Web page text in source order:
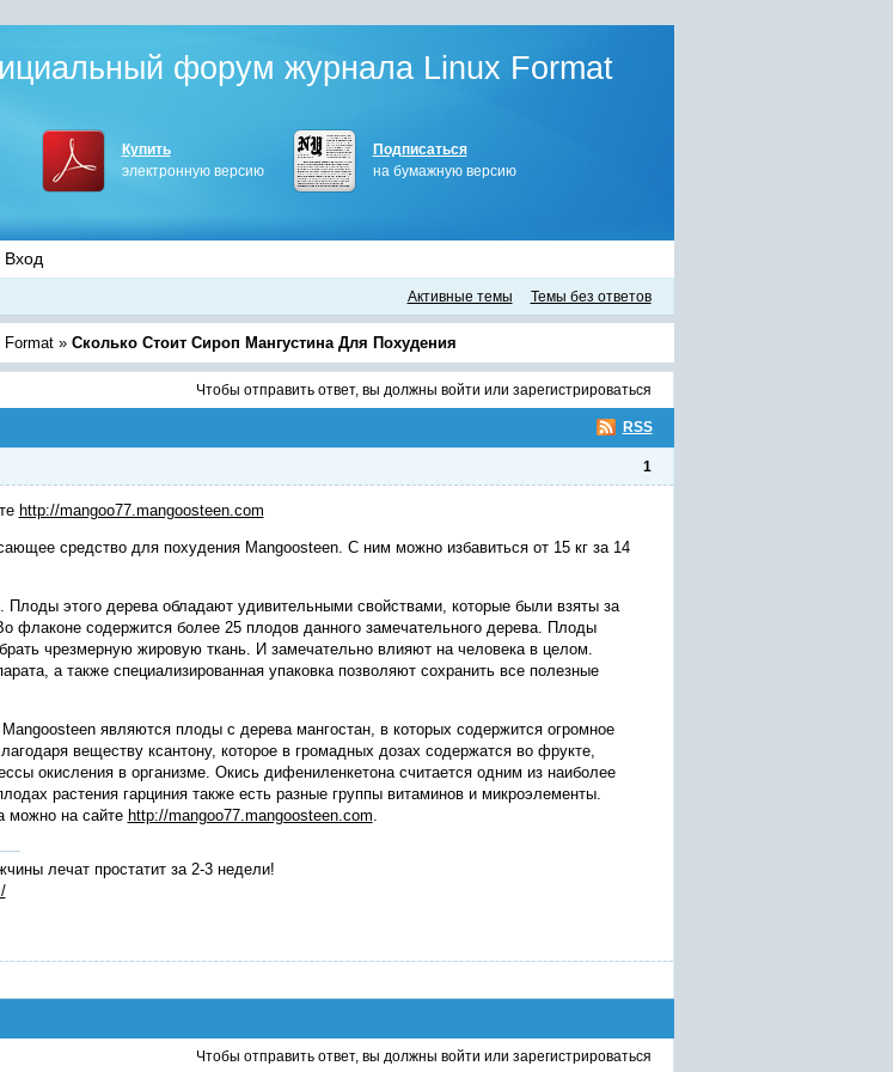
форум журнала Linux Format
Купить
электронную версию
Подписаться
на бумажную версию
Вход
Активные темы Темы без ответов
Format » Сколько Стоит Сироп Мангустина Для Похудения
Чтобы отправить ответ, вы должны войти или зарегистрироваться
RSS
1
http://mangoo77.mangoosteen.com
средство для похудения Mangoosteen. С ним можно избавиться от 15 кг за 14
Плоды этого дерева обладают удивительными свойствами, которые были взяты за
флаконе содержится более 25 плодов данного замечательного дерева. Плоды
чрезмерную жировую ткань. И замечательно влияют на человека в целом.
а также специализированная упаковка позволяют сохранить все полезные
являются плоды с дерева мангостан, в которых содержится огромное
веществу ксантону, которое в громадных дозах содержатся во фрукте,
окисления в организме. Окись дифениленкетона считается одним из наиболее
растения гарциния также есть разные группы витаминов и микроэлементы.
можно на сайте http://mangoo77.mangoosteen.com.
лечат простатит за 2-3 недели!
Чтобы отправить ответ, вы должны войти или зарегистрироваться